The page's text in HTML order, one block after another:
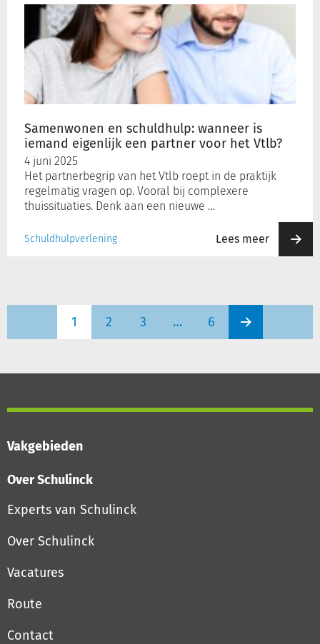
Samenwonen en schuldhulp: wanneer is
iemand eigenlijk een partner voor het Vtlb?
4 juni 2025
Het partnerbegrip van het Vtlb roept in de praktijk
regelmatig vragen op. Vooral bij complexere
thuissituaties. Denk aan een nieuwe …
Schuldhulpverlening Lees meer
schuldhulp:
wanneer
iemand
eigenlijk
een
partner
voor
het
Vtlb?
1 2 3 … 6
Vakgebieden
Over Schulinck
Experts van Schulinck
Over Schulinck
Vacatures
Route
Contact